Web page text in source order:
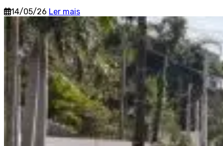
14/05/26 Ler mais